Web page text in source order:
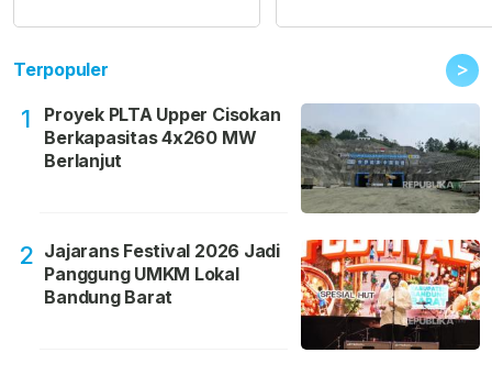
Terpopuler >
1
Proyek PLTA Upper Cisokan
Berkapasitas 4x260 MW
Berlanjut
2 Jajarans Festival 2026 Jadi
Panggung UMKM Lokal
Bandung Barat